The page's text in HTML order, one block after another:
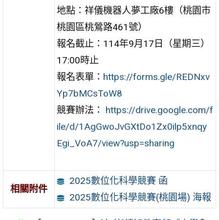
地點：祥儀機器人夢工廠6樓 （桃園市
桃園區桃鶯路461號）
報名截止： 114年9月 17 日（星期三）
17:00時止
報名表單： https://forms.gle/REDNxv
Yp7bMCsToW8
競賽辦法： https://drive.google.com/f
ile/d/1AgGwoJvGXtDo1Zx0ilp5xnqy
Egi_VoA7/view?usp=sharing
相關附件
2025數位化科學競賽 函
2025數位化科學競賽(桃園場) 海報